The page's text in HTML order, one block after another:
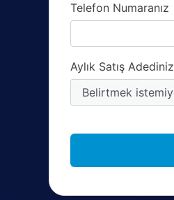
Telefon Numaranız
Aylık Satış Adediniz